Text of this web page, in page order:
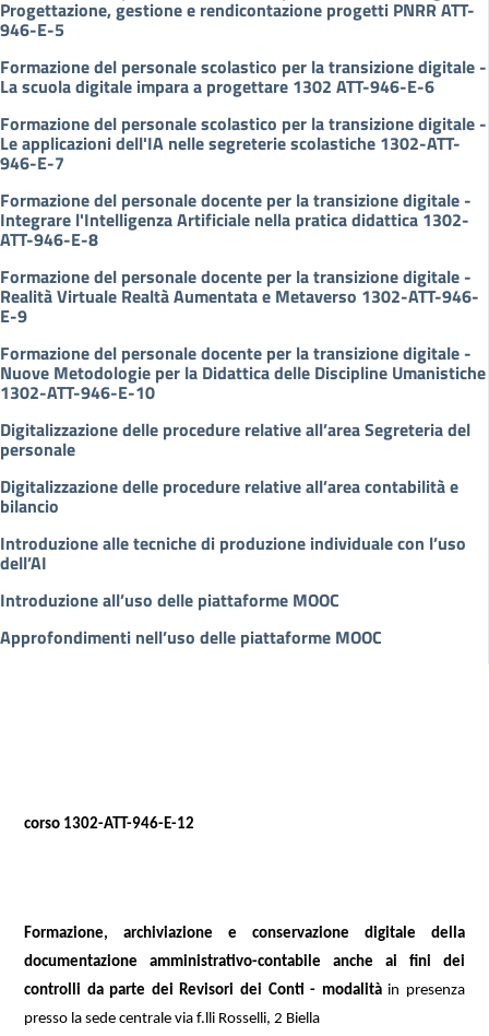
Progettazione, gestione e rendicontazione progetti PNRR ATT-
946-E-5
Formazione del personale scolastico per la transizione digitale -
La scuola digitale impara a progettare 1302 ATT-946-E-6
Formazione del personale scolastico per la transizione digitale -
Le applicazioni dell'IA nelle segreterie scolastiche 1302-ATT-
946-E-7
Formazione del personale docente per la transizione digitale -
Integrare l'Intelligenza Artificiale nella pratica didattica 1302-
ATT-946-E-8
Formazione del personale docente per la transizione digitale -
Realità Virtuale Realtà Aumentata e Metaverso 1302-ATT-946-
E-9
Formazione del personale docente per la transizione digitale -
Nuove Metodologie per la Didattica delle Discipline Umanistiche
1302-ATT-946-E-10
Digitalizzazione delle procedure relative all’area Segreteria del
personale
Digitalizzazione delle procedure relative all’area contabilità e
bilancio
Introduzione alle tecniche di produzione individuale con l’uso
dell’AI
Introduzione all’uso delle piattaforme MOOC
Approfondimenti nell’uso delle piattaforme MOOC
corso 1302-ATT-946-E-12
Formazione, archiviazione e conservazione digitale della
documentazione amministrativo-contabile anche ai fini dei
controlli da parte dei Revisori dei Conti - modalità in presenza
presso la sede centrale via f.lli Rosselli, 2 Biella